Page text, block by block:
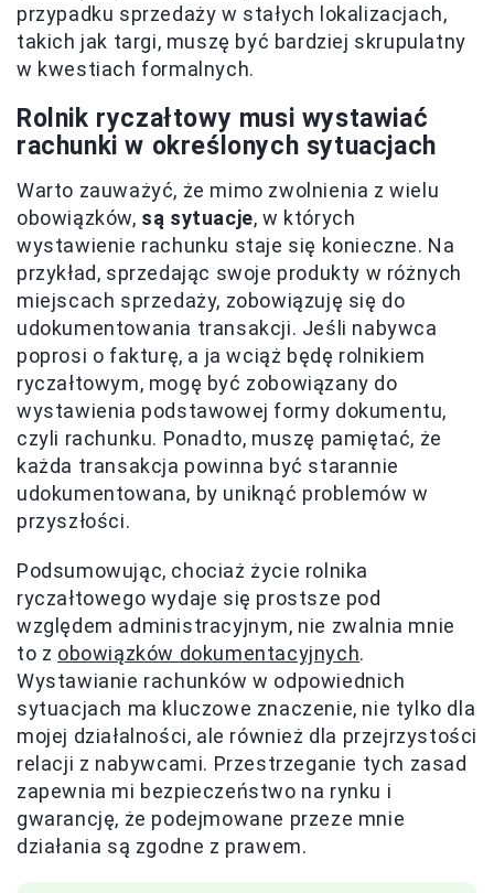
przypadku sprzedaży w stałych lokalizacjach,
takich jak targi, muszę być bardziej skrupulatny
w kwestiach formalnych.
Rolnik ryczałtowy musi wystawiać
rachunki w określonych sytuacjach
Warto zauważyć, że mimo zwolnienia z wielu
obowiązków, są sytuacje, w których
wystawienie rachunku staje się konieczne. Na
przykład, sprzedając swoje produkty w różnych
miejscach sprzedaży, zobowiązuję się do
udokumentowania transakcji. Jeśli nabywca
poprosi o fakturę, a ja wciąż będę rolnikiem
ryczałtowym, mogę być zobowiązany do
wystawienia podstawowej formy dokumentu,
czyli rachunku. Ponadto, muszę pamiętać, że
każda transakcja powinna być starannie
udokumentowana, by uniknąć problemów w
przyszłości.
Podsumowując, chociaż życie rolnika
ryczałtowego wydaje się prostsze pod
względem administracyjnym, nie zwalnia mnie
to z obowiązków dokumentacyjnych.
Wystawianie rachunków w odpowiednich
sytuacjach ma kluczowe znaczenie, nie tylko dla
mojej działalności, ale również dla przejrzystości
relacji z nabywcami. Przestrzeganie tych zasad
zapewnia mi bezpieczeństwo na rynku i
gwarancję, że podejmowane przeze mnie
działania są zgodne z prawem.